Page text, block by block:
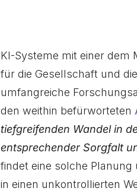
KI-Systeme mit einer dem
für die Gesellschaft und
umfangreiche
den weithin befürworteten
tiefgreifenden Wandel in
entsprechender Sorgfalt
findet eine solche
in einen unkontrollierten